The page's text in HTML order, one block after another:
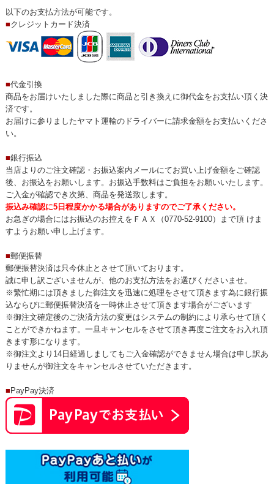
以下のお支払方法が可能です。
■クレジットカード決済
■代金引換
商品をお届けいたしました際に商品と引き換えに御代金をお支払い頂く決
済です。
お届けに参りましたヤマト運輸のドライバーに請求金額をお支払いくださ
い。
■銀行振込
当店よりのご注文確認・お振込案内メールにてお買い上げ金額をご確認
後、お振込をお願いします。お振込手数料はご負担をお願いいたします。
ご入金が確認でき次第、商品を発送致します。
振込み確認に5日程度かかる場合がありますのでご了承ください。
お急ぎの場合にはお振込のお控えをＦＡＸ（0770-52-9100）まで頂 けま
すようお願い申し上げます。
■郵便振替
郵便振替決済は只今休止とさせて頂いております。
誠に申し訳ございませんが、他のお支払方法をお選びくださいませ。
※繁忙期には頂きました御注文を迅速に処理をさせて頂きます為に銀行振
込ならびに郵便振替決済を一時休止させて頂きます場合がございます
※御注文確定後のご決済方法の変更はシステムの制約により承らせて頂く
ことができかねます。一旦キャンセルをさせて頂き再度ご注文をお入れ頂
きます形になります。
※御注文より14日経過しましてもご入金確認ができません場合は申し訳あ
りませんが御注文をキャンセルさせていただきます。
■ PayPay決済